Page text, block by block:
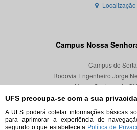
UFS preocupa-se com a sua
A UFS poderá coletar informações básicas
para aprimorar a experiência de
segundo o que estabelece a Política de
Localização
Campus Nossa
Campus do
Rodovia Engenheiro Jorge
Nossa Senhora da
CEP 49680-000
Localização